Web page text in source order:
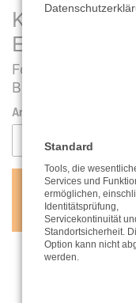
KALENDER
Format 21 x 29,7
Best. Nr.: 115-27
Anzahl:
11,95€
inkl. MwSt. zzgl. Versandkosten
Standard
Tools, die
Services und
ermöglichen,
Identitätsprüfung,
Servicekontinuität
Standortsicherheit.
Option kann nicht
werden.